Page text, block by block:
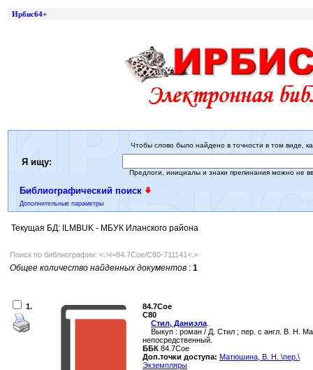
Ирбис64+
Я ищу:
Чтобы слово было найдено в точности в том виде,
Предлоги, инициалы и знаки препинания можно не
Библиографический поиск
Дополнительные параметры
Текущая БД: ILMBUK - МБУК Иланского района
Поиск по библиографии: <.>I=84.7Сое/С80-711141<.>
Общее количество найденных документов : 1
1.
84.7Сое
С80
Стил, Даниэла
Выкуп : роман / Д. Стил ; пер. с англ. В. Н.
непосредственный.
ББК 84.7Сое
Доп.точки доступа: Матюшина, В. Н. \пер.\
Экземпляры